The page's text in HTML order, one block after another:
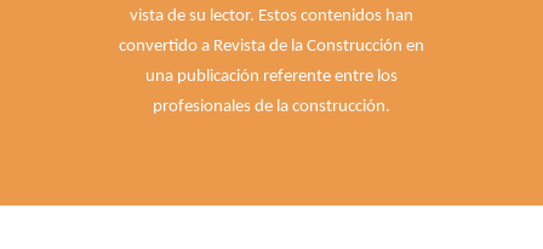
vista de su lector. Estos contenidos han
convertido a Revista de la Construcción en
una publicación referente entre los
profesionales de la construcción.